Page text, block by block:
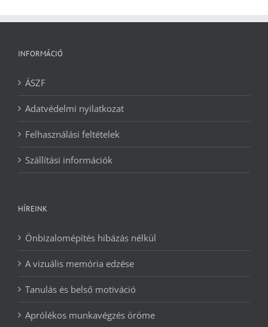
INFORMÁCIÓ
ÁSZF
Adatvédelmi nyilatkozat
Felhasználási feltételek
Szállítási információk
HÍREINK
Önbizalomépítés hibázás nélkül
A vizuális memória edzése
Tanulás és belső motiváció
Aprólékos munkavégzés öröme